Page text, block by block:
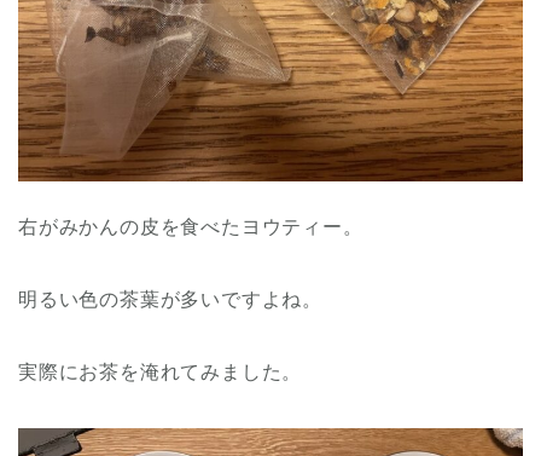
右がみかんの皮を食べたヨウティー。
明るい色の茶葉が多いですよね。
実際にお茶を淹れてみました。